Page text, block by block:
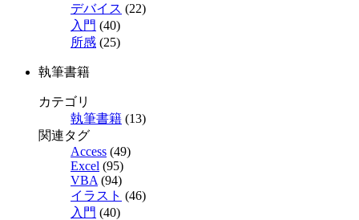
デバイス (22)
入門 (40)
所感 (25)
執筆書籍
カテゴリ
執筆書籍 (13)
関連タグ
Access (49)
Excel (95)
VBA (94)
イラスト (46)
入門 (40)